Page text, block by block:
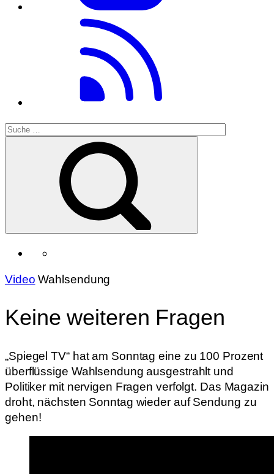
Video Wahlsendung
Keine weiteren Fragen
„Spiegel TV“ hat am Sonntag eine zu 100 Prozent
überflüssige Wahlsendung ausgestrahlt und
Politiker mit nervigen Fragen verfolgt. Das Magazin
droht, nächsten Sonntag wieder auf Sendung zu
gehen!